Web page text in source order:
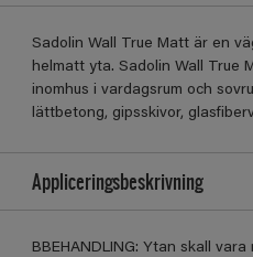
Sadolin Wall True Matt är en
helmatt yta. Sadolin Wall True
inomhus i vardagsrum och
lättbetong, gipsskivor,
Appliceringsbeskrivning
BBEHANDLING: Ytan skall